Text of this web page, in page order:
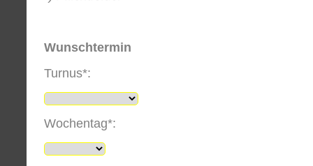
Wunschtermin
Turnus*:
Wochentag*: